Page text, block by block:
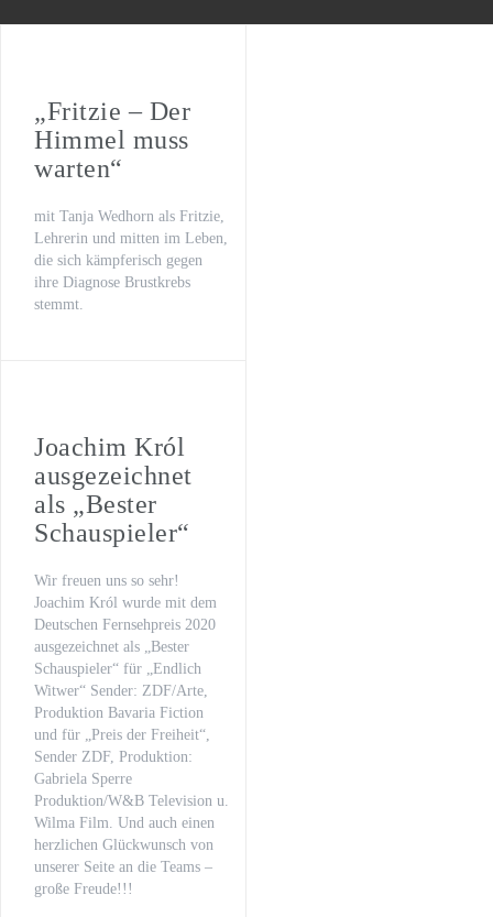
WILSBERG – VATERFREUDEN
Oona von Maydell
Michael Rotschopf und Charlotte Puder
„Fritzie – Der Himmel muss warten“
„Fritzie – Der
Himmel muss
warten“
mit Tanja Wedhorn als Fritzie,
Lehrerin und mitten im Leben,
die sich kämpferisch gegen
ihre Diagnose Brustkrebs
stemmt.
Joachim Król
ausgezeichnet
als „Bester
Schauspieler“
Wir freuen uns so sehr!
Joachim Król wurde mit dem
Deutschen Fernsehpreis 2020
ausgezeichnet als „Bester
Schauspieler“ für „Endlich
Witwer“ Sender: ZDF/Arte,
Produktion Bavaria Fiction
und für „Preis der Freiheit“,
Sender ZDF, Produktion:
Gabriela Sperre
Produktion/W&B Television u.
Wilma Film. Und auch einen
herzlichen Glückwunsch von
unserer Seite an die Teams –
große Freude!!!